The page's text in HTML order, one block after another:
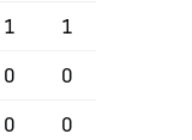
1 1
0 0
0 0